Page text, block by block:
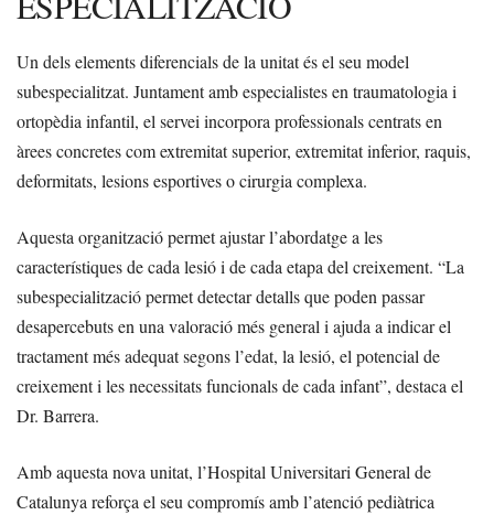
Un dels elements diferencials de la unitat és el seu model
subespecialitzat. Juntament amb especialistes en traumatologia i
ortopèdia infantil, el servei incorpora professionals centrats en
àrees concretes com extremitat superior, extremitat inferior, raquis,
deformitats, lesions esportives o cirurgia complexa.
Aquesta organització permet ajustar l’abordatge a les
característiques de cada lesió i de cada etapa del creixement. “La
subespecialització permet detectar detalls que poden passar
desapercebuts en una valoració més general i ajuda a indicar el
tractament més adequat segons l’edat, la lesió, el potencial de
creixement i les necessitats funcionals de cada infant”, destaca el
Dr. Barrera.
Amb aquesta nova unitat, l’Hospital Universitari General de
Catalunya reforça el seu compromís amb l’atenció pediàtrica